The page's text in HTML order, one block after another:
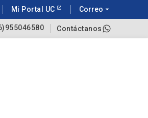
Mi Portal UC Correo arrow_drop_down
Contáctanos